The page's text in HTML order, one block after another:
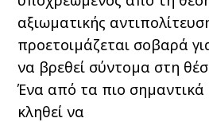
αξιωματικής
προετοιμάζεται σοβαρά
να βρεθεί σύντομα στη
Ένα από τα πιο
κληθεί να